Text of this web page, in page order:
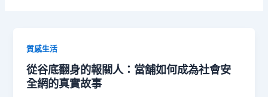
質感生活
從谷底翻身的報關人：當舖如何成為社會安
全網的真實故事